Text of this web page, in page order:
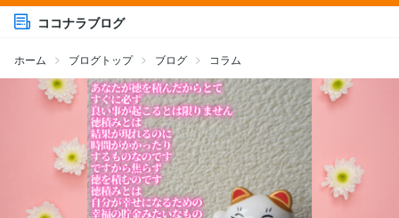
ココナラブログ
ホーム ブログトップ ブログ コラム